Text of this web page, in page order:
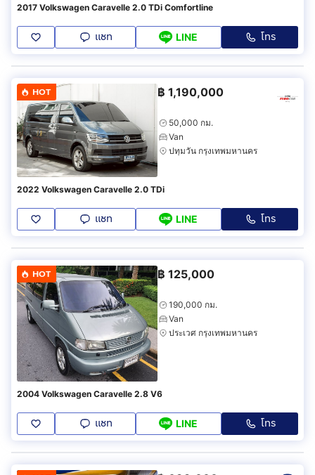
2017 Volkswagen Caravelle 2.0 TDi Comfortline
แชท LINE โทร
HOT ฿ 1,190,000
50,000 กม.
Van
ปทุมวัน กรุงเทพมหานคร
2022 Volkswagen Caravelle 2.0 TDi
แชท LINE โทร
HOT ฿ 125,000
190,000 กม.
Van
ประเวศ กรุงเทพมหานคร
2004 Volkswagen Caravelle 2.8 V6
แชท LINE โทร